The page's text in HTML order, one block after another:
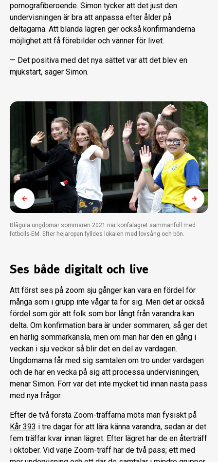
pornografiberoende. Simon tycker att det just den
undervisningen är bra att anpassa efter ålder på
deltagarna. Att blanda lägren ger också konfirmanderna
möjlighet att få förebilder och vänner för livet.
— Det positiva med det nya sättet var att det blev en
mjukstart, säger Simon.
Blågula ungdomar sommaren 2021 när konfalägret sammanföll med
fotbolls-EM. Efter hejaropen fylldes lokalen med lovsång och bön.
Ses både digitalt och live
Att först ses på zoom sju gånger kan vara en fördel för
många som i grupp inte vågar ta för sig. Men det är också
fördel som gör att folk som bor långt från varandra kan
delta. Om konfirmation bara är under sommaren, så ger det
en härlig sommarkänsla, men om man har den en gång i
veckan i sju veckor så blir det en del av vardagen.
Ungdomarna får med sig samtalen om tro under vardagen
och de har en vecka på sig att processa undervisningen,
menar Simon. Förr var det inte mycket tid innan nästa pass
med nya frågor.
Efter de två första Zoom-träffarna möts man fysiskt på
Kår 393 i tre dagar för att lära känna varandra, sedan är det
fem träffar kvar innan lägret. Efter lägret har de en återträff
i oktober. Vid varje Zoom-träff har de två pass; ett med